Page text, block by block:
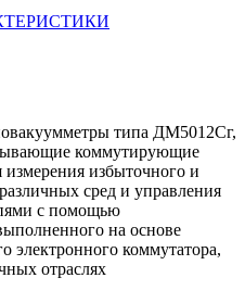
типа ДМ5012Сг,
коммутирующие
избыточного и
сред и управления
с помощью
на основе
электронного коммутатора,
отраслях